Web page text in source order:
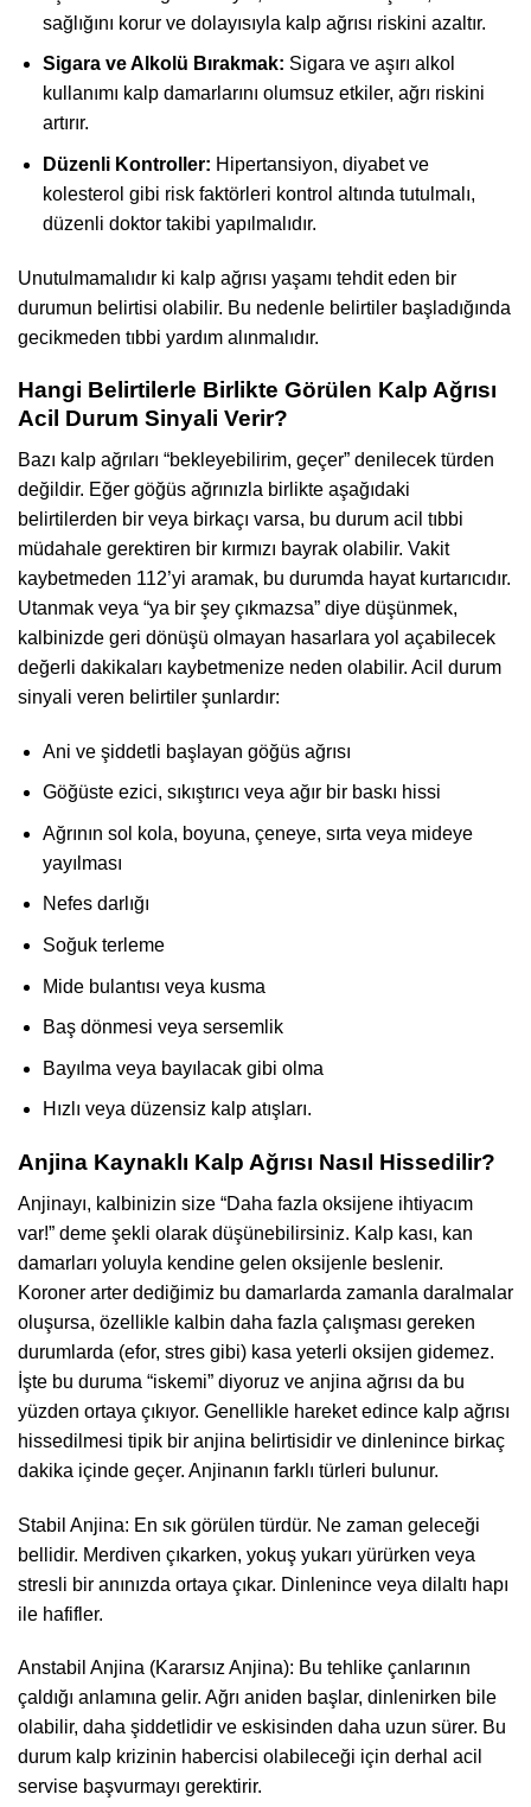
sağlığını korur ve dolayısıyla kalp ağrısı riskini azaltır.
Sigara ve Alkolü Bırakmak: Sigara ve aşırı alkol
kullanımı kalp damarlarını olumsuz etkiler, ağrı riskini
artırır.
Düzenli Kontroller: Hipertansiyon, diyabet ve
kolesterol gibi risk faktörleri kontrol altında tutulmalı,
düzenli doktor takibi yapılmalıdır.
Unutulmamalıdır ki kalp ağrısı yaşamı tehdit eden bir
durumun belirtisi olabilir. Bu nedenle belirtiler başladığında
gecikmeden tıbbi yardım alınmalıdır.
Hangi Belirtilerle Birlikte Görülen Kalp Ağrısı
Acil Durum Sinyali Verir?
Bazı kalp ağrıları “bekleyebilirim, geçer” denilecek türden
değildir. Eğer göğüs ağrınızla birlikte aşağıdaki
belirtilerden bir veya birkaçı varsa, bu durum acil tıbbi
müdahale gerektiren bir kırmızı bayrak olabilir. Vakit
kaybetmeden 112’yi aramak, bu durumda hayat kurtarıcıdır.
Utanmak veya “ya bir şey çıkmazsa” diye düşünmek,
kalbinizde geri dönüşü olmayan hasarlara yol açabilecek
değerli dakikaları kaybetmenize neden olabilir. Acil durum
sinyali veren belirtiler şunlardır:
Ani ve şiddetli başlayan göğüs ağrısı
Göğüste ezici, sıkıştırıcı veya ağır bir baskı hissi
Ağrının sol kola, boyuna, çeneye, sırta veya mideye
yayılması
Nefes darlığı
Soğuk terleme
Mide bulantısı veya kusma
Baş dönmesi veya sersemlik
Bayılma veya bayılacak gibi olma
Hızlı veya düzensiz kalp atışları.
Anjina Kaynaklı Kalp Ağrısı Nasıl Hissedilir?
Anjinayı, kalbinizin size “Daha fazla oksijene ihtiyacım
var!” deme şekli olarak düşünebilirsiniz. Kalp kası, kan
damarları yoluyla kendine gelen oksijenle beslenir.
Koroner arter dediğimiz bu damarlarda zamanla daralmalar
oluşursa, özellikle kalbin daha fazla çalışması gereken
durumlarda (efor, stres gibi) kasa yeterli oksijen gidemez.
İşte bu duruma “iskemi” diyoruz ve anjina ağrısı da bu
yüzden ortaya çıkıyor. Genellikle hareket edince kalp ağrısı
hissedilmesi tipik bir anjina belirtisidir ve dinlenince birkaç
dakika içinde geçer. Anjinanın farklı türleri bulunur.
Stabil Anjina: En sık görülen türdür. Ne zaman geleceği
bellidir. Merdiven çıkarken, yokuş yukarı yürürken veya
stresli bir anınızda ortaya çıkar. Dinlenince veya dilaltı hapı
ile hafifler.
Anstabil Anjina (Kararsız Anjina): Bu tehlike çanlarının
çaldığı anlamına gelir. Ağrı aniden başlar, dinlenirken bile
olabilir, daha şiddetlidir ve eskisinden daha uzun sürer. Bu
durum kalp krizinin habercisi olabileceği için derhal acil
servise başvurmayı gerektirir.